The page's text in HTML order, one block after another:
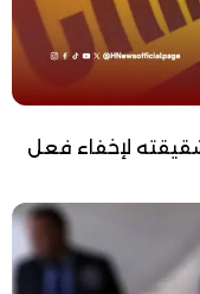
لإخفاء فعل